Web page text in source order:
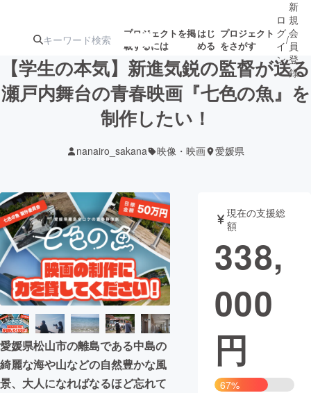
プロジェクトを掲
載するには
はじ
める
プロジェクト
をさがす
注目の新着プロ募集終了が近いプ
テクノロジー・ガジェット
映像・映画 書籍・雑誌
ビジネス・起業 チャレンジ
まちづくり・地域活性化
CAMPFIRE for Social Good
CAMPFIRE Creation
ロ
グ
イ
ン
/
新
規
会
員
登
録
【学生の本気】新進気鋭の監督が送る
瀬戸内舞台の青春映画『七色の魚』を
制作したい！
nanairo_sakana 映像・映画 愛媛県
愛媛県松山市の離島である中島の
綺麗な海や山などの自然豊かな風
景、大人になればなるほど忘れて
現在の支援総
額
338,
000
円
67%